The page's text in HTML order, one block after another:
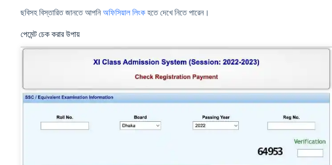
ছবিসহ বিস্তারিত জানতে আপনি অফিসিয়াল লিংক হতে দেখে নিতে পারেন।
পেমেন্ট চেক করার উপায়